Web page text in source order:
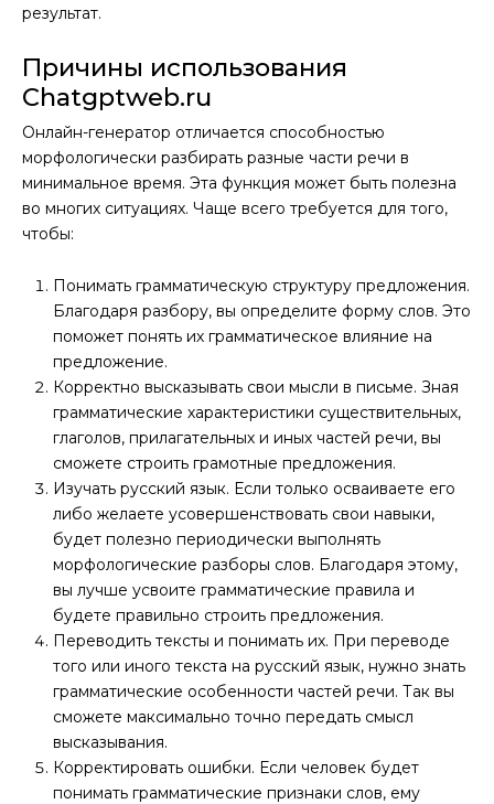
результат.
Причины использования
Chatgptweb.ru
Онлайн-генератор отличается способностью
морфологически разбирать разные части речи в
минимальное время. Эта функция может быть полезна
во многих ситуациях. Чаще всего требуется для того,
чтобы:
Понимать грамматическую структуру предложения.
Благодаря разбору, вы определите форму слов. Это
поможет понять их грамматическое влияние на
предложение.
Корректно высказывать свои мысли в письме. Зная
грамматические характеристики существительных,
глаголов, прилагательных и иных частей речи, вы
сможете строить грамотные предложения.
Изучать русский язык. Если только осваиваете его
либо желаете усовершенствовать свои навыки,
будет полезно периодически выполнять
морфологические разборы слов. Благодаря этому,
вы лучше усвоите грамматические правила и
будете правильно строить предложения.
Переводить тексты и понимать их. При переводе
того или иного текста на русский язык, нужно знать
грамматические особенности частей речи. Так вы
сможете максимально точно передать смысл
высказывания.
Корректировать ошибки. Если человек будет
понимать грамматические признаки слов, ему